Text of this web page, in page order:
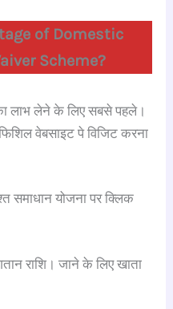
of Domestic
Scheme?
लाभ लेने के लिए सबसे पहले।
वेबसाइट पे विजिट करना
समाधान योजना पर क्लिक
राशि। जाने के लिए खाता